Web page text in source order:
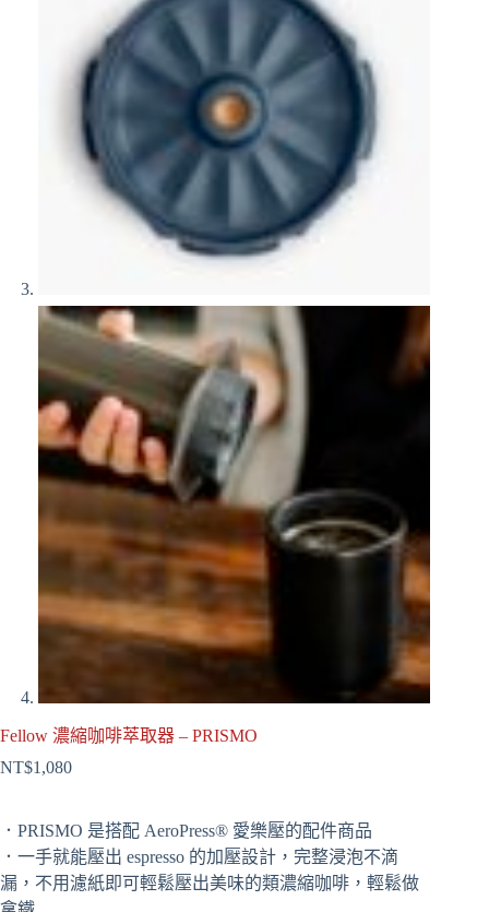
Fellow 濃縮咖啡萃取器 – PRISMO
NT$1,080
．PRISMO 是搭配 AeroPress® 愛樂壓的配件商品
．一手就能壓出 espresso 的加壓設計，完整浸泡不滴
漏，不用濾紙即可輕鬆壓出美味的類濃縮咖啡，輕鬆做